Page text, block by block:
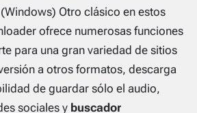
(Windows) Otro clásico en estos
ofrece numerosas funciones
para una gran variedad de sitios
a otros formatos, descarga
de guardar sólo el audio,
sociales y buscador